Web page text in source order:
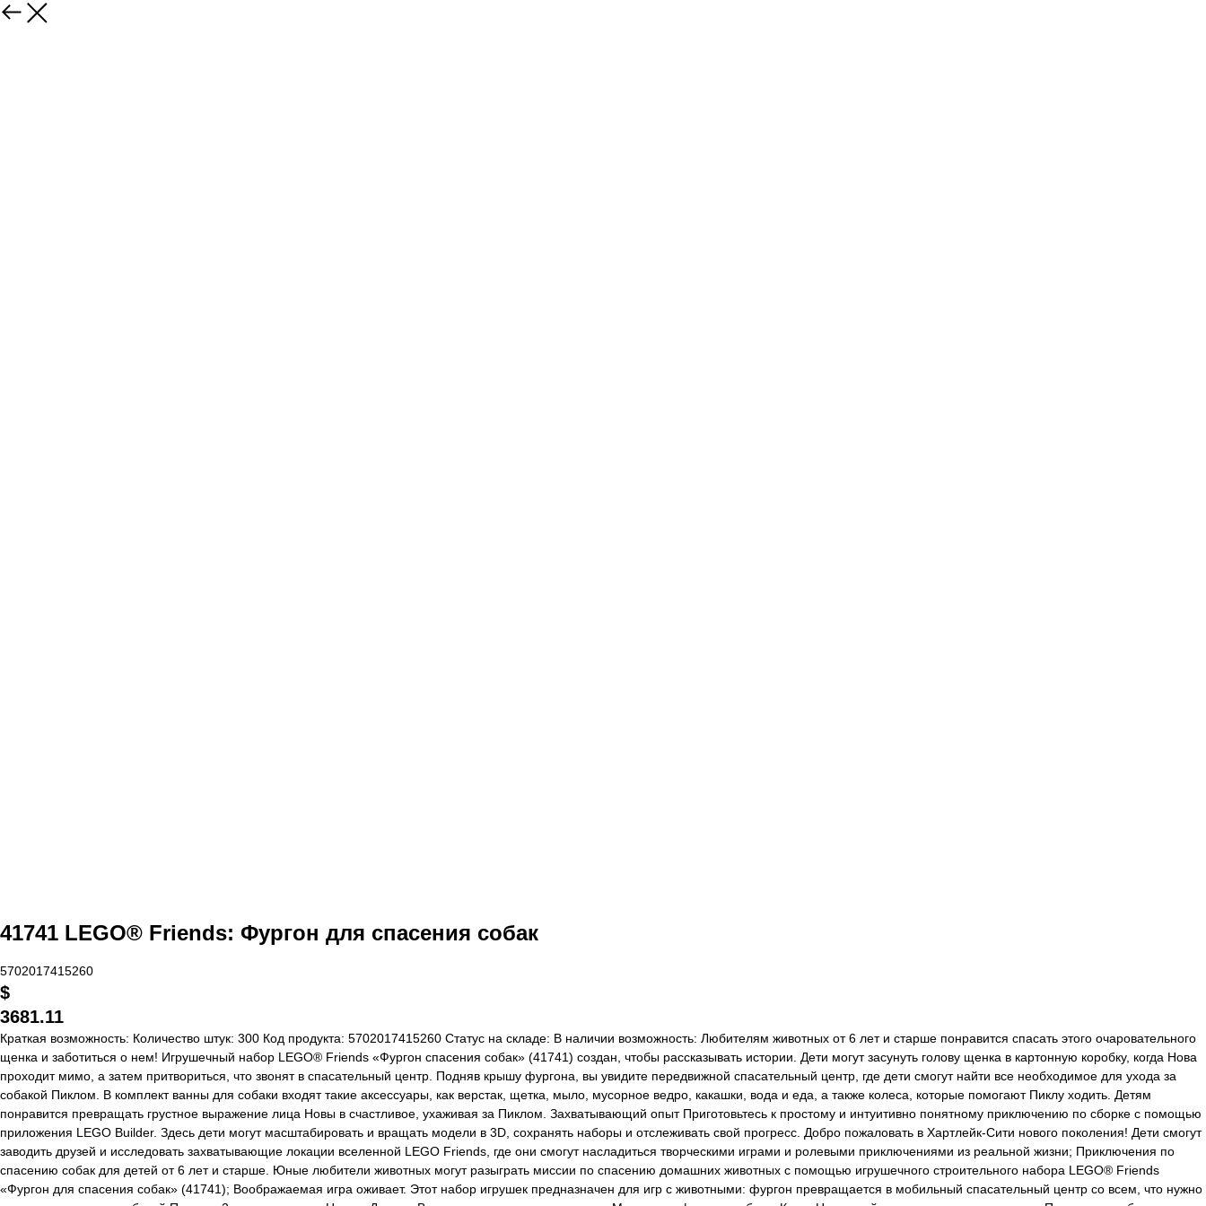
41741 LEGO® Friends: Фургон для спасения собак
5702017415260
$
3681.11
Краткая возможность: Количество штук: 300 Код продукта: 5702017415260 Статус на складе: В наличии возможность: Любителям животных от 6 лет и старше понравится спасать этого очаровательного
щенка и заботиться о нем! Игрушечный набор LEGO® Friends «Фургон спасения собак» (41741) создан, чтобы рассказывать истории. Дети могут засунуть голову щенка в картонную коробку, когда Нова
проходит мимо, а затем притвориться, что звонят в спасательный центр. Подняв крышу фургона, вы увидите передвижной спасательный центр, где дети смогут найти все необходимое для ухода за
собакой Пиклом. В комплект ванны для собаки входят такие аксессуары, как верстак, щетка, мыло, мусорное ведро, какашки, вода и еда, а также колеса, которые помогают Пиклу ходить. Детям
понравится превращать грустное выражение лица Новы в счастливое, ухаживая за Пиклом. Захватывающий опыт Приготовьтесь к простому и интуитивно понятному приключению по сборке с помощью
приложения LEGO Builder. Здесь дети могут масштабировать и вращать модели в 3D, сохранять наборы и отслеживать свой прогресс. Добро пожаловать в Хартлейк-Сити нового поколения! Дети смогут
заводить друзей и исследовать захватывающие локации вселенной LEGO Friends, где они смогут насладиться творческими играми и ролевыми приключениями из реальной жизни; Приключения по
спасению собак для детей от 6 лет и старше. Юные любители животных могут разыграть миссии по спасению домашних животных с помощью игрушечного строительного набора LEGO® Friends
«Фургон для спасения собак» (41741); Воображаемая игра оживает. Этот набор игрушек предназначен для игр с животными: фургон превращается в мобильный спасательный центр со всем, что нужно